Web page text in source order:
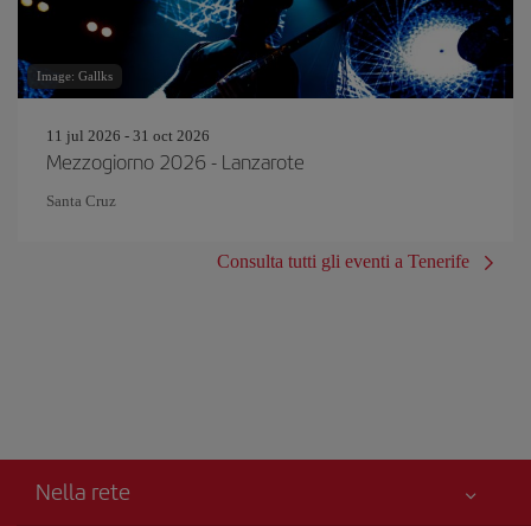
Image: Gallks
11 jul 2026 - 31 oct 2026
Mezzogiorno 2026 - Lanzarote
Santa Cruz
Consulta tutti gli eventi a Tenerife
Nella rete